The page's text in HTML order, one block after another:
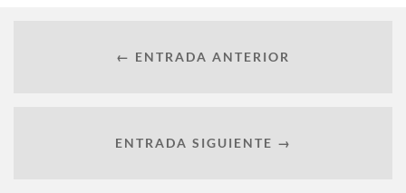
← ENTRADA ANTERIOR
ENTRADA SIGUIENTE →